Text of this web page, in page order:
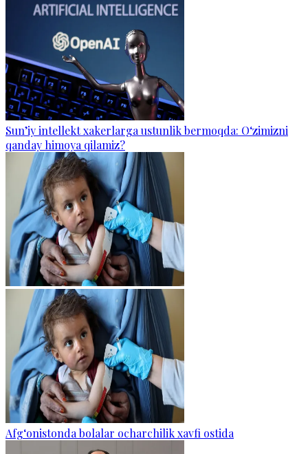
Sun’iy intellekt xakerlarga ustunlik bermoqda: O‘zimizni
qanday himoya qilamiz?
Afg‘onistonda bolalar ocharchilik xavfi ostida